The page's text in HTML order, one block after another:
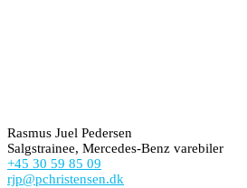
Rasmus Juel Pedersen
Salgstrainee, Mercedes-Benz varebiler
+45 30 59 85 09
rjp@pchristensen.dk